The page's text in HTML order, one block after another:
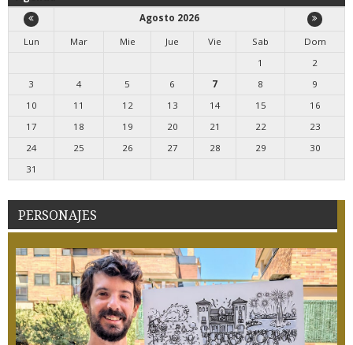
Agosto 2026
Lun
Mar Mie Jue Vie Sab
Dom
1
2
3
4 5 6 7 8
9
10
11 12 13 14 15
16
17
18 19 20 21 22
23
24
25 26 27 28 29
30
31
PERSONAJES